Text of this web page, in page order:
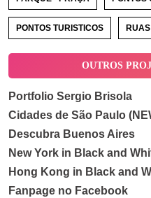
PONTOS TURISTICOS
OUTROS
Portfolio Sergio Brisola
Cidades de São Paulo
Descubra Buenos Aires
New York in Black and
Hong Kong in Black and
Fanpage no Facebook